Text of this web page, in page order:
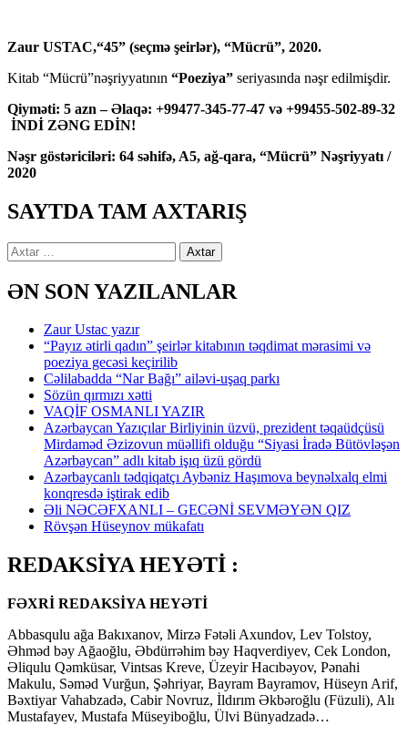
Zaur USTAC,“45” (seçmə şeirlər), “Mücrü”, 2020.
Kitab “Mücrü”nəşriyyatının “Poeziya” seriyasında nəşr edilmişdir.
Qiyməti: 5 azn – Əlaqə: +99477-345-77-47 və +99455-502-89-32
İNDİ ZƏNG EDİN!
Nəşr göstəriciləri: 64 səhifə, A5, ağ-qara, “Mücrü” Nəşriyyatı /
2020
SAYTDA TAM AXTARIŞ
Axtarış:
ƏN SON YAZILANLAR
Zaur Ustac yazır
“Payız ətirli qadın” şeirlər kitabının təqdimat mərasimi və
poeziya gecəsi keçirilib
Cəlilabadda “Nar Bağı” ailəvi-uşaq parkı
Sözün qırmızı xətti
VAQİF OSMANLI YAZIR
Azərbaycan Yazıçılar Birliyinin üzvü, prezident təqaüdçüsü
Mirdaməd Əzizovun müəllifi olduğu “Siyasi İradə Bütövləşən
Azərbaycan” adlı kitab işıq üzü gördü
Azərbaycanlı tədqiqatçı Aybəniz Haşımova beynəlxalq elmi
konqresdə iştirak edib
Əli NƏCƏFXANLI – GECƏNİ SEVMƏYƏN QIZ
Rövşən Hüseynov mükafatı
REDAKSİYA HEYƏTİ :
FƏXRİ REDAKSİYA HEYƏTİ
Abbasqulu ağa Bakıxanov, Mirzə Fətəli Axundov, Lev Tolstoy,
Əhməd bəy Ağaoğlu, Əbdürrəhim bəy Haqverdiyev, Cek London,
Əliqulu Qəmküsar, Vintsas Kreve, Üzeyir Hacıbəyov, Pənahi
Makulu, Səməd Vurğun, Şəhriyar, Bayram Bayramov, Hüseyn Arif,
Bəxtiyar Vahabzadə, Cabir Novruz, İldırım Əkbəroğlu (Füzuli), Alı
Mustafayev, Mustafa Müseyiboğlu, Ülvi Bünyadzadə…